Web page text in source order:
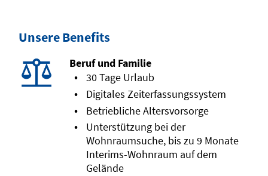
Unsere Benefits
Beruf und Familie
30 Tage Urlaub
Digitales Zeiterfassungssystem
Betriebliche Altersvorsorge
Unterstützung bei der
Wohnraumsuche, bis zu 9 Monate
Interims-Wohnraum auf dem
Gelände